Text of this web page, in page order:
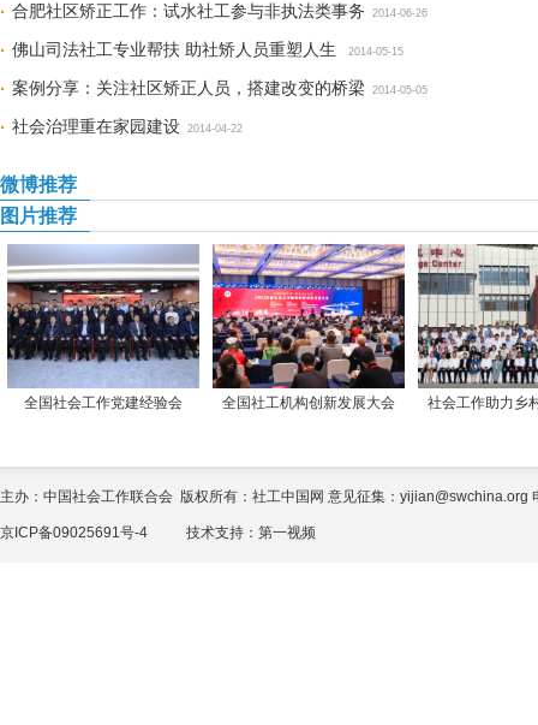
合肥社区矫正工作：试水社工参与非执法类事务 2014-06-26
佛山司法社工专业帮扶 助社矫人员重塑人生 2014-05-15
案例分享：关注社区矫正人员，搭建改变的桥梁 2014-05-05
社会治理重在家园建设 2014-04-22
微博推荐
图片推荐
全国社会工作党建经验会 全国社工机构创新发展大会 社会工作助力乡
主办：中国社会工作联合会 版权所有：社工中国网 意见征集：yijian@swchina.org
京ICP备09025691号-4 技术支持： 第一视频